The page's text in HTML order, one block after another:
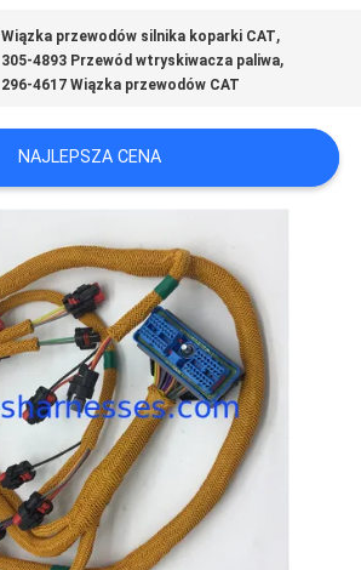
Wiązka przewodów silnika koparki CAT,
305-4893 Przewód wtryskiwacza paliwa,
296-4617 Wiązka przewodów CAT
NAJLEPSZA CENA